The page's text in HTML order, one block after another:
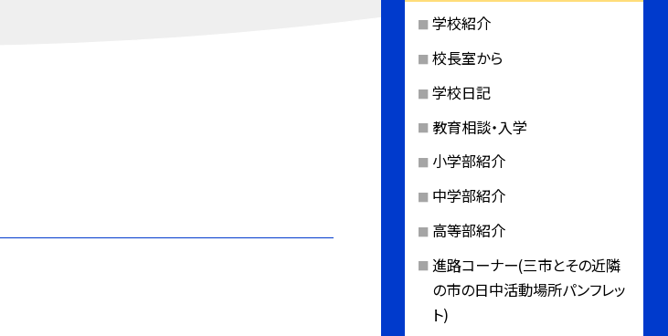
学校紹介
校長室から
学校日記
教育相談・入学
小学部紹介
中学部紹介
高等部紹介
進路コーナー(三市とその近隣
の市の日中活動場所パンフレッ
ト)